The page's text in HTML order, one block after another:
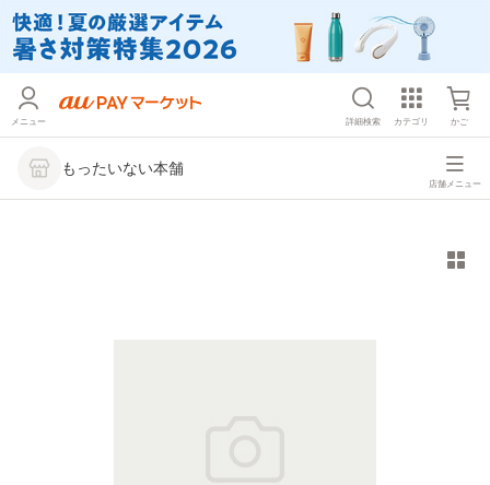
メニュー 詳細検索 カテゴリ かご
もったいない本舗
店舗メニュー